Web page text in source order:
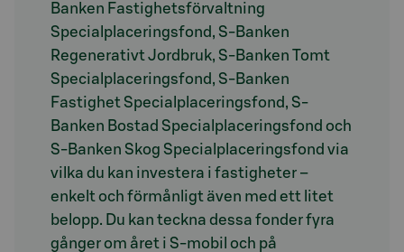
Banken Fastighetsförvaltning
Specialplaceringsfond, S-Banken
Regenerativt Jordbruk, S-Banken Tomt
Specialplaceringsfond, S-Banken
Fastighet Specialplaceringsfond, S-
Banken Bostad Specialplaceringsfond och
S-Banken Skog Specialplaceringsfond via
vilka du kan investera i fastigheter –
enkelt och förmånligt även med ett litet
belopp. Du kan teckna dessa fonder fyra
gånger om året i S-mobil och på